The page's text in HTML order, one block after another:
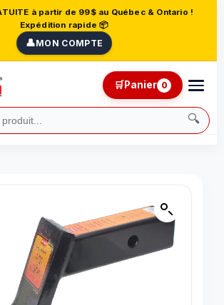
à partir de 99$ au Québec & Ontario !
Expédition rapide 📦
👤MON COMPTE
🔍
🛒Panier 0